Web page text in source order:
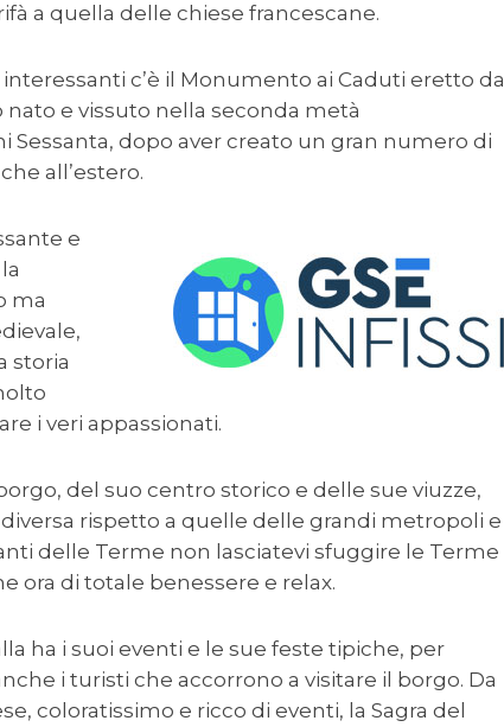
a quella delle chiese francescane.
c’è il Monumento ai Caduti eretto da
e vissuto nella seconda metà
Sessanta, dopo aver creato un gran numero di
all’estero.
e
ma
storia
i veri appassionati.
del suo centro storico e delle sue viuzze,
rispetto a quelle delle grandi metropoli e
delle Terme non lasciatevi sfuggire le Terme
ora di totale benessere e relax.
ha i suoi eventi e le sue feste tipiche, per
i turisti che accorrono a visitare il borgo. Da
coloratissimo e ricco di eventi, la Sagra del